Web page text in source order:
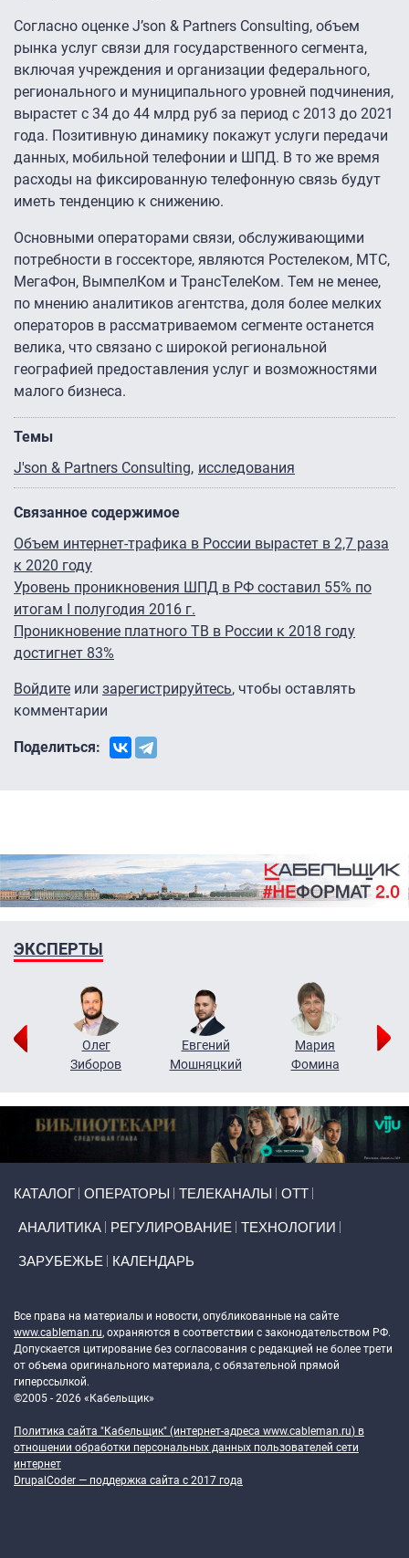
Согласно оценке J’son & Partners Consulting, объем
рынка услуг связи для государственного сегмента,
включая учреждения и организации федерального,
регионального и муниципального уровней подчинения,
вырастет с 34 до 44 млрд руб за период с 2013 до 2021
года. Позитивную динамику покажут услуги передачи
данных, мобильной телефонии и ШПД. В то же время
расходы на фиксированную телефонную связь будут
иметь тенденцию к снижению.
Основными операторами связи, обслуживающими
потребности в госсекторе, являются Ростелеком, МТС,
МегаФон, ВымпелКом и ТрансТелеКом. Тем не менее,
по мнению аналитиков агентства, доля более мелких
операторов в рассматриваемом сегменте останется
велика, что связано с широкой региональной
географией предоставления услуг и возможностями
малого бизнеса.
Темы
J'son & Partners Consulting исследования
Связанное содержимое
Объем интернет-трафика в России вырастет в 2,7 раза
к 2020 году
Уровень проникновения ШПД в РФ составил 55% по
итогам I полугодия 2016 г.
Проникновение платного ТВ в России к 2018 году
достигнет 83%
Войдите или зарегистрируйтесь, чтобы оставлять
комментарии
Поделиться:
ЭКСПЕРТЫ
Олег
Зиборов
Евгений
Мошняцкий
Мария
Фомина
КАТАЛОГ ОПЕРАТОРЫ ТЕЛЕКАНАЛЫ ОТТ
АНАЛИТИКА РЕГУЛИРОВАНИЕ ТЕХНОЛОГИИ
ЗАРУБЕЖЬЕ КАЛЕНДАРЬ
Все права на материалы и новости, опубликованные на сайте
www.cableman.ru, охраняются в соответствии с законодательством РФ.
Допускается цитирование без согласования с редакцией не более трети
от объема оригинального материала, с обязательной прямой
гиперссылкой.
©2005 - 2026 «Кабельщик»
Политика сайта "Кабельщик" (интернет-адреса www.cableman.ru) в
отношении обработки персональных данных пользователей сети
интернет
DrupalCoder — поддержка сайта c 2017 года